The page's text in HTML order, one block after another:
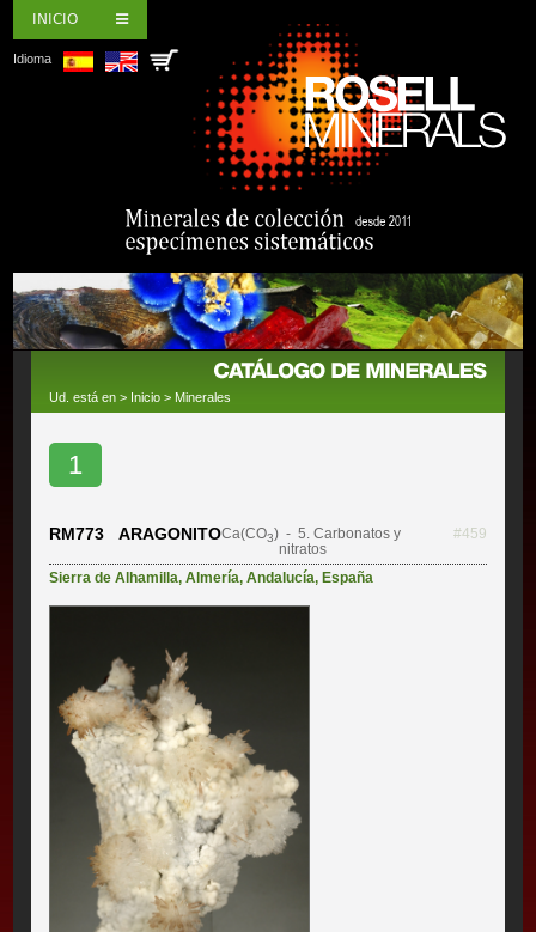
INICIO
Idioma
Ud. está en > Inicio > Minerales
1
RM773 ARAGONITOCa(CO3) - 5. Carbonatos y
nitratos
#459
Sierra de Alhamilla,Almería,Andalucía,España